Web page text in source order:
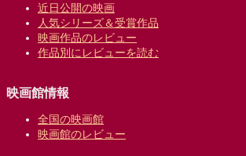
近日公開の映画
人気シリーズ＆受賞作品
映画作品のレビュー
作品別にレビューを読む
映画館情報
全国の映画館
映画館のレビュー